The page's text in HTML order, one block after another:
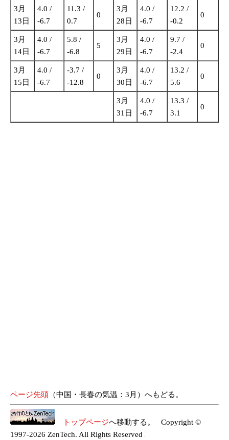
3月
13日
4.0 /
-6.7
11.3 /
0.7
0
3月
28日
4.0 /
-6.7
12.2 /
-0.2
0
3月
14日
4.0 /
-6.7
5.8 /
-6.8
5
3月
29日
4.0 /
-6.7
9.7 /
-2.4
0
3月
15日
4.0 /
-6.7
-3.7 /
-12.8
0
3月
30日
4.0 /
-6.7
13.2 /
5.6
0
3月
31日
4.0 /
-6.7
13.3 /
3.1
0
ページ先頭 （中国・長春の気温：3月）へもどる。
トップページへ移動する。 Copyright ©
1997-2026 ZenTech. All Rights Reserved